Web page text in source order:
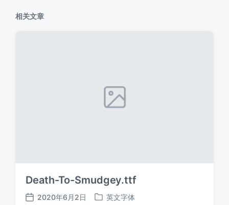
相关文章
Death-To-Smudgey.ttf
发
2020年6月2日
发
英文字体